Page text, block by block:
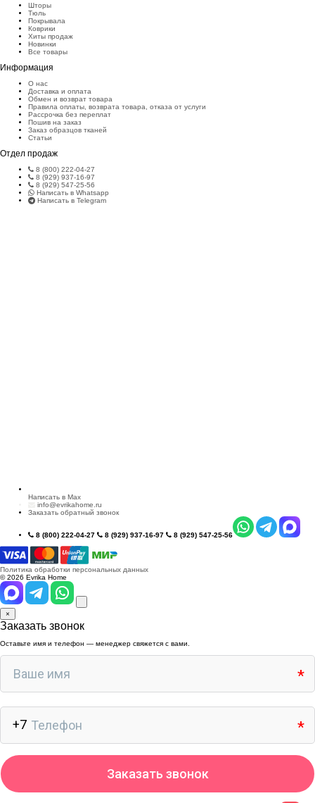
Шторы
Тюль
Покрывала
Коврики
Хиты продаж
Новинки
Все товары
Информация
О нас
Доставка и оплата
Обмен и возврат товара
Правила оплаты, возврата товара, отказа от услуги
Рассрочка без переплат
Пошив на заказ
Заказ образцов тканей
Статьи
Отдел продаж
8 (800) 222-04-27
8 (929) 937-16-97
8 (929) 547-25-56
Написать в Whatsapp
Написать в Telegram
Написать в Max
info@evrikahome.ru
Заказать обратный звонок
8 (800) 222-04-27 8 (929) 937-16-97 8 (929) 547-25-56
Политика обработки персональных данных
© 2026 Evrika Home
×
Заказать звонок
Оставьте имя и телефон — менеджер свяжется с вами.